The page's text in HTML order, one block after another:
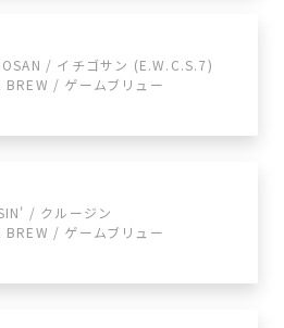
/ イチゴサン (E.W.C.S.7)
BREW / ゲームブリュー
/ クルージン
BREW / ゲームブリュー